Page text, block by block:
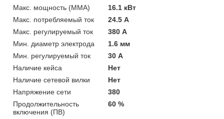
Макс. мощность (MMA)
16.1 кВт
Макс. потребляемый ток
24.5 А
Макс. регулируемый ток
380 А
Мин. диаметр электрода
1.6 мм
Мин. регулируемый ток
30 А
Наличие кейса
Нет
Наличие сетевой вилки
Нет
Напряжение сети
380
Продолжительность
включения (ПВ)
60 %